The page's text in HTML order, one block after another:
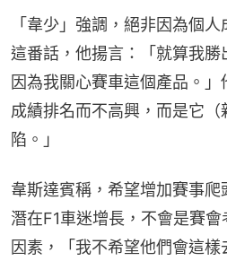
「韋少」強調，絕非因為個
這番話，他揚言：「就算我勝
因為我關心賽車這個產品。
成績排名而不高興，而是它
陷。」
韋斯達賓稱，希望增加賽事
潛在F1車迷增長，不會是賽
因素，「我不希望他們會這